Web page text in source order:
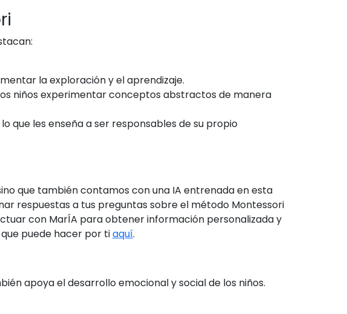
la exploración y el aprendizaje.
niños experimentar conceptos abstractos de manera
que les enseña a ser responsables de su propio
que también contamos con una IA entrenada en esta
respuestas a tus preguntas sobre el método Montessori
con MarÍA para obtener información personalizada y
puede hacer por tiaquí.
apoya el desarrollo emocional y social de los niños.